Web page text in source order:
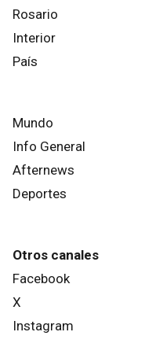
Rosario
Interior
País
Mundo
Info General
Afternews
Deportes
Otros canales
Facebook
X
Instagram